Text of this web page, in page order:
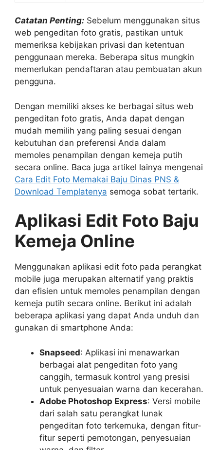
Catatan Penting: Sebelum menggunakan situs
web pengeditan foto gratis, pastikan untuk
memeriksa kebijakan privasi dan ketentuan
penggunaan mereka. Beberapa situs mungkin
memerlukan pendaftaran atau pembuatan akun
pengguna.
Dengan memiliki akses ke berbagai situs web
pengeditan foto gratis, Anda dapat dengan
mudah memilih yang paling sesuai dengan
kebutuhan dan preferensi Anda dalam
memoles penampilan dengan kemeja putih
secara online. Baca juga artikel lainya mengenai
Cara Edit Foto Memakai Baju Dinas PNS &
Download Templatenya semoga sobat tertarik.
Aplikasi Edit Foto Baju
Kemeja Online
Menggunakan aplikasi edit foto pada perangkat
mobile juga merupakan alternatif yang praktis
dan efisien untuk memoles penampilan dengan
kemeja putih secara online. Berikut ini adalah
beberapa aplikasi yang dapat Anda unduh dan
gunakan di smartphone Anda:
Snapseed: Aplikasi ini menawarkan
berbagai alat pengeditan foto yang
canggih, termasuk kontrol yang presisi
untuk penyesuaian warna dan kecerahan.
Adobe Photoshop Express: Versi mobile
dari salah satu perangkat lunak
pengeditan foto terkemuka, dengan fitur-
fitur seperti pemotongan, penyesuaian